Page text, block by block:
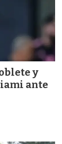
y
ante